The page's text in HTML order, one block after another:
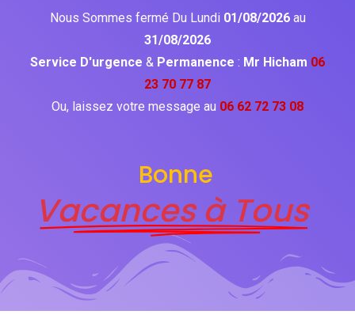
Nous Sommes fermé Du Lundi 01/08/2026 au
31/08/2026
Service D'urgence & Permanence : Mr Hicham 06
23 70 77 87
Ou, laissez votre message au 06 62 72 73 08
Bonne
Vacances à Tous